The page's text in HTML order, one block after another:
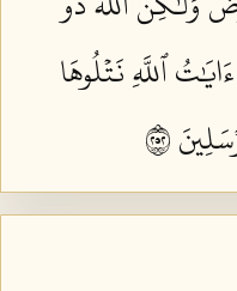
ٱللَّهِ نَتۡلُوهَا
٢٥٢